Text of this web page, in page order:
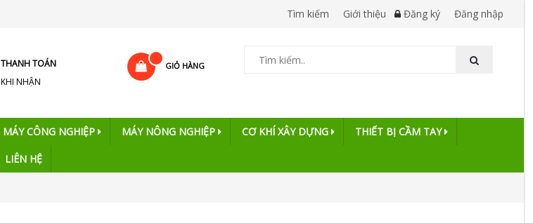
Tìm kiếm Giới thiệu Đăng ký Đăng nhập
THANH TOÁN
KHI NHẬN
GIỎ HÀNG
MÁY CÔNG NGHIỆP MÁY NÔNG NGHIỆP CƠ KHÍ XÂY DỰNG THIẾT BỊ CẦM TAY
LIÊN HỆ